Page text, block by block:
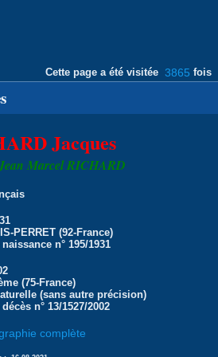
Cette page a été visitée 3865 fois
Jacques
Marcel RICHARD
PERRET (92-France)
n° 195/1931
(75-France)
(sans autre précision)
n° 13/1527/2002
complète